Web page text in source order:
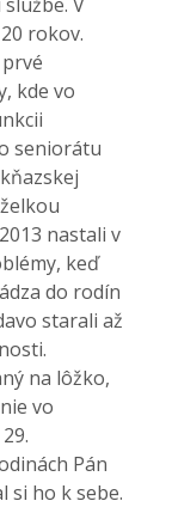
rokov.
kde vo
seniorátu
nastali v
keď
do rodín
starali až
na lôžko,
vo
Pán
si ho k sebe.